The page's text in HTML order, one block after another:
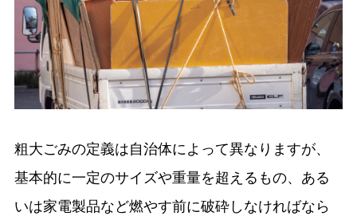
粗大ごみの定義は自治体によって異なりますが、
基本的に一定のサイズや重量を超えるもの、ある
いは家電製品など燃やす前に破砕しなければなら